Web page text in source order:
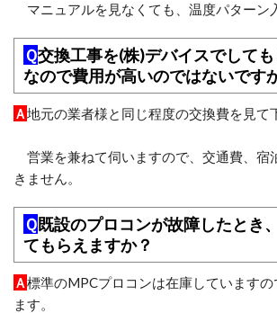
マニュアルを見なくても、温度パターン
Ｑ交換工事を(株)デバイスでして
なので費用が高いのではないです
Ａ地元の業者様と同じ程度の交換費を見て
営業を兼ねて伺いますので、交通費、宿
きません。
Ｑ既設のプロコンが故障したとき
てもらえますか？
Ａ標準のMPCプロコンは在庫していますの
ます。